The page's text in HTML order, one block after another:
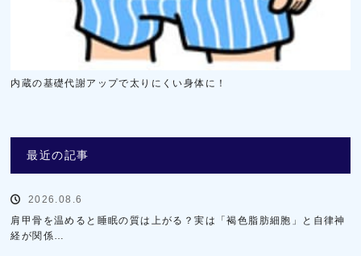
内蔵の基礎代謝アップで太りにくい身体に！
最近の記事
2026.08.6
肩甲骨を温めると睡眠の質は上がる？実は「褐色脂肪細胞」と自律神
経が関係…